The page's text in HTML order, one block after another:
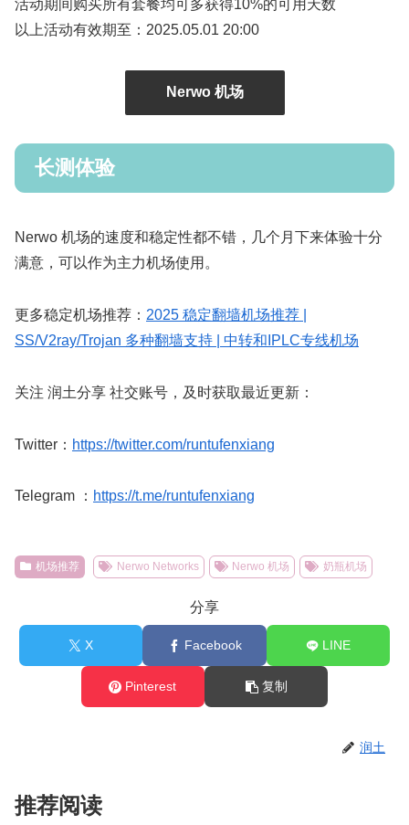
活动期间购买所有套餐均可多获得10%的可用天数
以上活动有效期至：2025.05.01 20:00
Nerwo 机场
长测体验
Nerwo 机场的速度和稳定性都不错，几个月下来体验十分
满意，可以作为主力机场使用。
更多稳定机场推荐： 2025 稳定翻墙机场推荐 |
SS/V2ray/Trojan 多种翻墙支持 | 中转和IPLC专线机场
关注 润土分享 社交账号，及时获取最近更新：
Twitter： https://twitter.com/runtufenxiang
Telegram ： https://t.me/runtufenxiang
机场推荐 Nerwo Networks Nerwo 机场 奶瓶机场
分享
X Facebook LINE
Pinterest 复制
润土
推荐阅读